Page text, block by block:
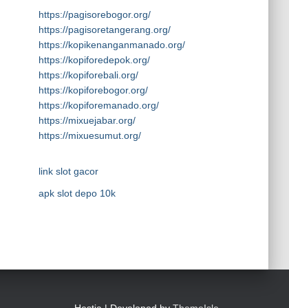
https://pagisorebogor.org/
https://pagisoretangerang.org/
https://kopikenanganmanado.org/
https://kopiforedepok.org/
https://kopiforebali.org/
https://kopiforebogor.org/
https://kopiforemanado.org/
https://mixuejabar.org/
https://mixuesumut.org/
link slot gacor
apk slot depo 10k